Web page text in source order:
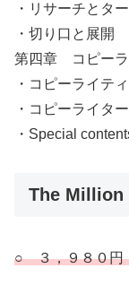
・リサーチとタ
・切り口と展開
第四章 コピーラ
・コピーライテ
・コピーライタ
・Special
The Million
○ ３，９８０円